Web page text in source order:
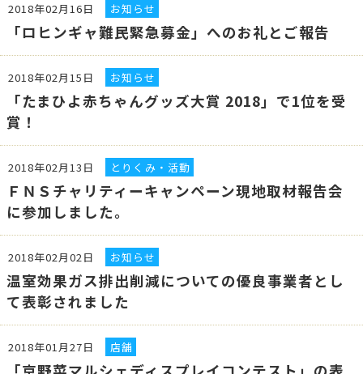
2018年02月16日 お知らせ
「ロヒンギャ難民緊急募金」へのお礼とご報告
2018年02月15日 お知らせ
「たまひよ赤ちゃんグッズ大賞 2018」で1位を受
賞！
2018年02月13日 とりくみ・活動
ＦＮＳチャリティーキャンペーン現地取材報告会
に参加しました。
2018年02月02日 お知らせ
温室効果ガス排出削減についての優良事業者とし
て表彰されました
2018年01月27日 店舗